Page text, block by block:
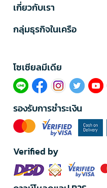
เกี่ยวกับเรา
กลุ่มธุรกิจในเครือ
โซเซียลมีเดีย​
รองรับการชำระเงิน
Verified by